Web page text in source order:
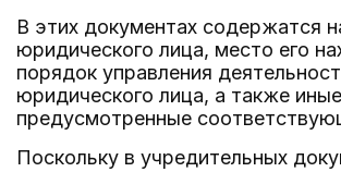
В этих документах содержатся
юридического лица, место его
порядок управления
юридического лица, а также
предусмотренные
Поскольку в учредительных